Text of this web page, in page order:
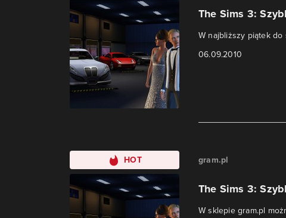
The Sims 3:
W najbliższy piątek
06.09.2010
HOT gram.pl
The Sims 3:
W sklepie gram.pl